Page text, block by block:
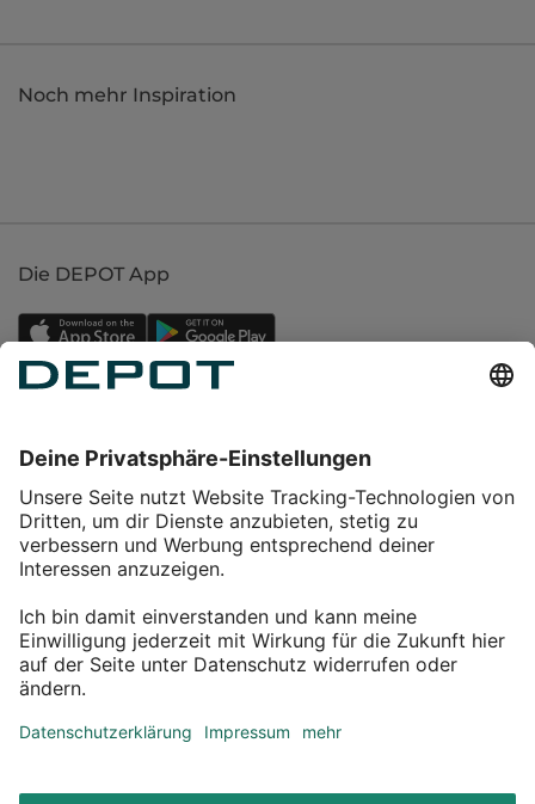
Noch mehr Inspiration
Die DEPOT App
Service
Über DEPOT
Kontakt